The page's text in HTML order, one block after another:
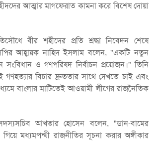
আত্মার মাগফেরাত কামনা করে বিশেষ দোয়া
বীর শহীদের প্রতি শ্রদ্ধা নিবেদন শেষে
আহ্বায়ক নাহিদ ইসলাম বলেন, "একটি নতুন
সংবিধান ও গণপরিষদ নির্বাচন প্রয়োজন।" তিনি
বিচার দ্রুততার সাথে দেখতে চাই এবং
বাংলার মাটিতেই আওয়ামী লীগের রাজনৈতিক
আখতার হোসেন বলেন, "ডান-বামের
মধ্যমপন্থী রাজনীতির সূচনা করার অঙ্গীকার